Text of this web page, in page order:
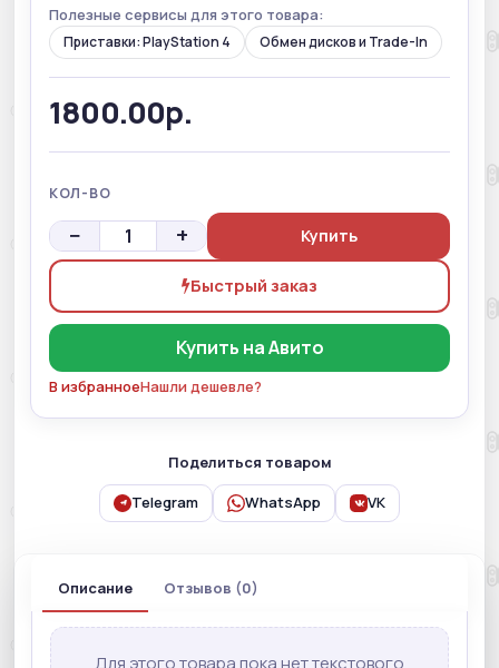
Полезные сервисы для этого товара:
Приставки: PlayStation 4 Обмен дисков и Trade-In
1800.00р.
КОЛ-ВО
− + Купить
Быстрый заказ
Купить на Авито
В избранноеНашли дешевле?
Поделиться товаром
Telegram WhatsApp VK
Описание Отзывов (0)
Для этого товара пока нет текстового